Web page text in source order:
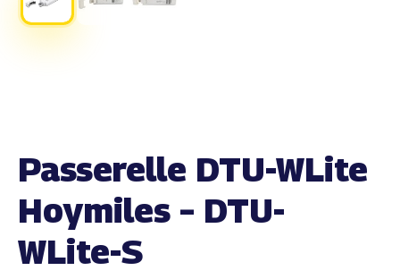
Passerelle DTU-WLite
Hoymiles – DTU-
WLite-S